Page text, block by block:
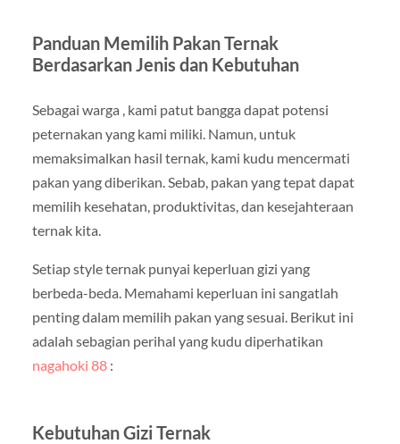
Panduan Memilih Pakan Ternak
Berdasarkan Jenis dan Kebutuhan
Sebagai warga , kami patut bangga dapat potensi
peternakan yang kami miliki. Namun, untuk
memaksimalkan hasil ternak, kami kudu mencermati
pakan yang diberikan. Sebab, pakan yang tepat dapat
memilih kesehatan, produktivitas, dan kesejahteraan
ternak kita.
Setiap style ternak punyai keperluan gizi yang
berbeda-beda. Memahami keperluan ini sangatlah
penting dalam memilih pakan yang sesuai. Berikut ini
adalah sebagian perihal yang kudu diperhatikan
nagahoki 88 :
Kebutuhan Gizi Ternak